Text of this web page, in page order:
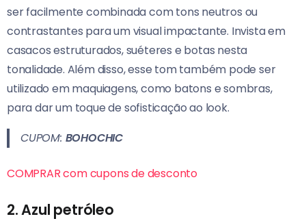
ser facilmente combinada com tons neutros ou
contrastantes para um visual impactante. Invista em
casacos estruturados, suéteres e botas nesta
tonalidade. Além disso, esse tom também pode ser
utilizado em maquiagens, como batons e sombras,
para dar um toque de sofisticação ao look.
CUPOM: BOHOCHIC
COMPRAR com cupons de desconto
2. Azul petróleo